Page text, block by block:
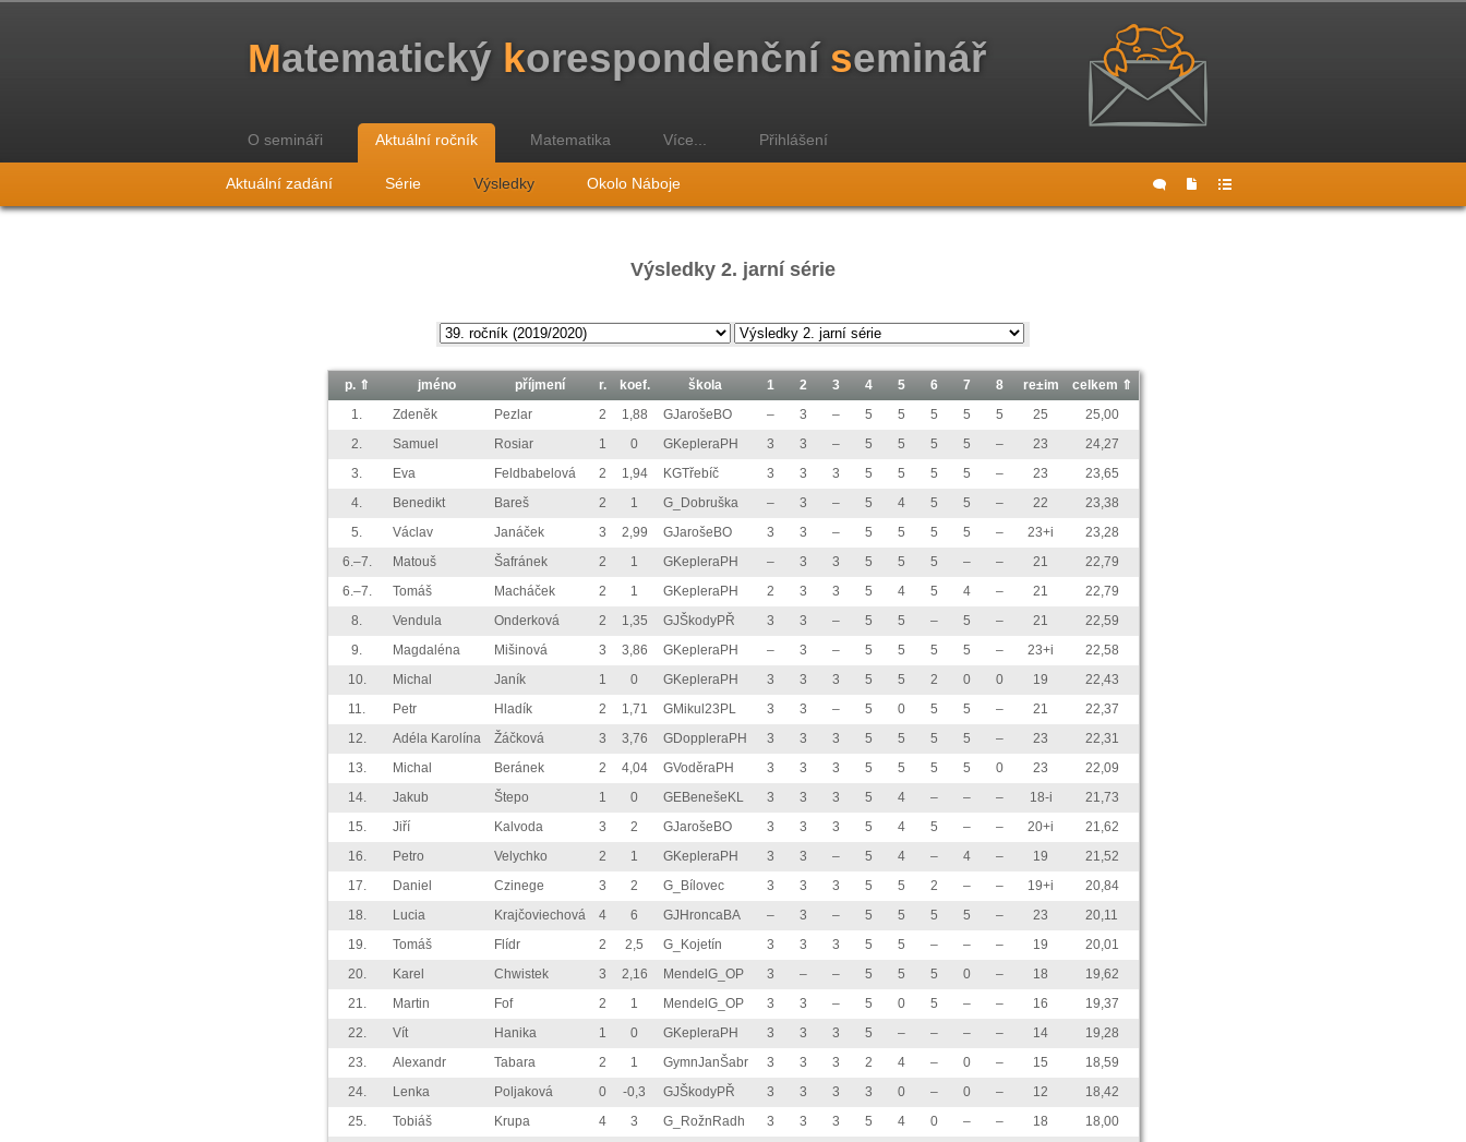
Matematický korespondenční seminář
O semináři Aktuální ročník Matematika Více... Přihlášení
Aktuální zadání Série Výsledky Okolo Náboje
Výsledky 2. jarní série
p.⇑ jméno příjmení r. koef. škola 1 2 3 4 5 6 7 8 re±im
celkem ⇑
1.
Zdeněk Pezlar 2 1,88 GJarošeBO – 3 – 5 5 5 5 5 25
25,00
2.
Samuel Rosiar 1 0 GKepleraPH 3 3 – 5 5 5 5 – 23
24,27
3.
Eva Feldbabelová 2 1,94 KGTřebíč 3 3 3 5 5 5 5 – 23
23,65
4.
Benedikt Bareš 2 1 G_Dobruška – 3 – 5 4 5 5 – 22
23,38
5.
Václav Janáček 3 2,99 GJarošeBO 3 3 – 5 5 5 5 – 23+i
23,28
6.–7.
Matouš Šafránek 2 1 GKepleraPH – 3 3 5 5 5 – – 21
22,79
6.–7.
Tomáš Macháček 2 1 GKepleraPH 2 3 3 5 4 5 4 – 21
22,79
8.
Vendula Onderková 2 1,35 GJŠkodyPŘ 3 3 – 5 5 – 5 – 21
22,59
9.
Magdaléna Mišinová 3 3,86 GKepleraPH – 3 – 5 5 5 5 – 23+i
22,58
10.
Michal Janík 1 0 GKepleraPH 3 3 3 5 5 2 0 0 19
22,43
11.
Petr Hladík 2 1,71 GMikul23PL 3 3 – 5 0 5 5 – 21
22,37
12.
Adéla Karolína Žáčková 3 3,76 GDoppleraPH 3 3 3 5 5 5 5 – 23
22,31
13.
Michal Beránek 2 4,04 GVoděraPH 3 3 3 5 5 5 5 0 23
22,09
14.
Jakub Štepo 1 0 GEBenešeKL 3 3 3 5 4 – – – 18-i
21,73
15.
Jiří Kalvoda 3 2 GJarošeBO 3 3 3 5 4 5 – – 20+i
21,62
16.
Petro Velychko 2 1 GKepleraPH 3 3 – 5 4 – 4 – 19
21,52
17.
Daniel Czinege 3 2 G_Bílovec 3 3 3 5 5 2 – – 19+i
20,84
18.
Lucia Krajčoviechová 4 6 GJHroncaBA – 3 – 5 5 5 5 – 23
20,11
19.
Tomáš Flídr 2 2,5 G_Kojetín 3 3 3 5 5 – – – 19
20,01
20.
Karel Chwistek 3 2,16 MendelG_OP 3 – – 5 5 5 0 – 18
19,62
21.
Martin Fof 2 1 MendelG_OP 3 3 – 5 0 5 – – 16
19,37
22.
Vít Hanika 1 0 GKepleraPH 3 3 3 5 – – – – 14
19,28
23.
Alexandr Tabara 2 1 GymnJanŠabr 3 3 3 2 4 – 0 – 15
18,59
24.
Lenka Poljaková 0 -0,3 GJŠkodyPŘ 3 3 3 3 0 – 0 – 12
18,42
25.
Tobiáš Krupa 4 3 G_RožnRadh 3 3 3 5 4 0 – – 18
18,00